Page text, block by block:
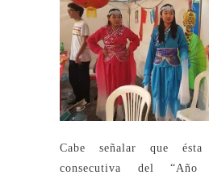
Cabe señalar que
consecutiva del “Año